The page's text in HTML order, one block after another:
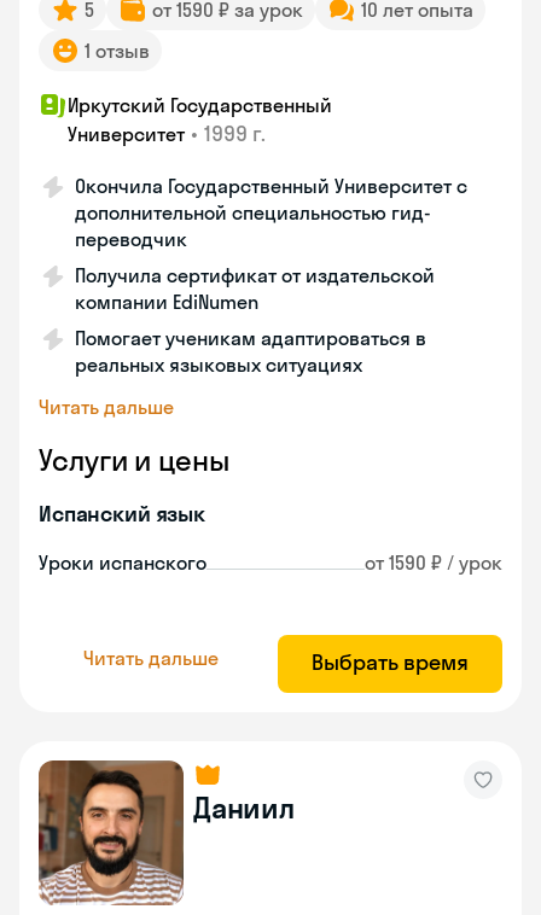
5 от 1590 ₽ за урок
10 лет опыта
1 отзыв
Иркутский Государственный
Университет • 1999 г.
Окончила Государственный Университет с
дополнительной специальностью гид-
переводчик
Получила сертификат от издательской
компании EdiNumen
Помогает ученикам адаптироваться в
реальных языковых ситуациях
Читать дальше
Услуги и цены
Испанский язык
Уроки испанского от 1590 ₽ / урок
Читать дальше Выбрать время
Даниил